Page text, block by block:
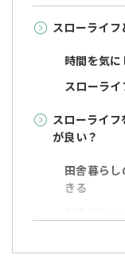
スローライフ
時間を気
スローラ
スローライ
が良い？
田舎暮ら
きる